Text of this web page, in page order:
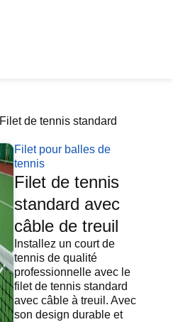
Filet de tennis standard
Filet pour balles de
tennis
Filet de tennis
standard avec
câble de treuil
Installez un court de
tennis de qualité
professionnelle avec le
filet de tennis standard
avec câble à treuil. Avec
son design durable et